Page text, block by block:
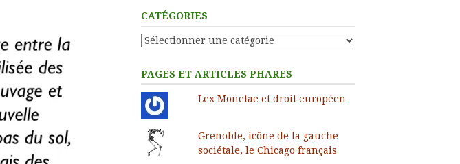
CATÉGORIES
Catégories
PAGES ET ARTICLES PHARES
Lex Monetae et droit européen
Grenoble, icône de la gauche
sociétale, le Chicago français